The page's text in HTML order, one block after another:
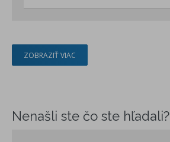
ZOBRAZIŤ VIAC
Nenašli ste čo ste hľadali?